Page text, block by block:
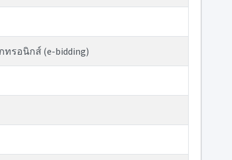
ทรอนิกส์ (e-bidding)